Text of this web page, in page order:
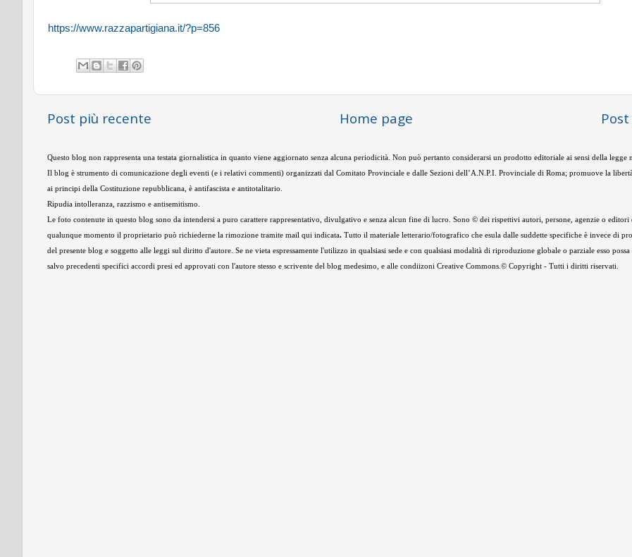
https://www.razzapartigiana.it/?p=856
Post più recente Home page
Questo blog non rappresenta una testata giornalistica in quanto viene aggiornato senza alcuna periodicità. Non può pertanto considerarsi un prodotto editoriale ai sensi della legge
Il blog è strumento di comunicazione degli eventi (e i relativi commenti) organizzati dal Comitato Provinciale e dalle Sezioni dell’A.N.P.I. Provinciale di Roma; promuove la
ai principi della Costituzione repubblicana, è antifascista e antitotalitario.
Ripudia intolleranza, razzismo e antisemitismo.
Le foto contenute in questo blog sono da intendersi a puro carattere rappresentativo, divulgativo e senza alcun fine di lucro. Sono © dei rispettivi autori, persone, agenzie o
qualunque momento il proprietario può richiederne la rimozione tramite mail qui indicata. Tutto il materiale letterario/fotografico che esula dalle suddette specifiche è invece di
del presente blog e soggetto alle leggi sul diritto d'autore. Se ne vieta espressamente l'utilizzo in qualsiasi sede e con qualsiasi modalità di riproduzione globale o parziale esso possa
salvo precedenti specifici accordi presi ed approvati con l'autore stesso e scrivente del blog medesimo, e alle condiizoni Creative Commons.© Copyright - Tutti i diritti riservati.